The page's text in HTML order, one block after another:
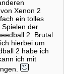
Xenon 2
ein tolles
der
2: Brutal
hierbei um
2 habe ich
ich mit